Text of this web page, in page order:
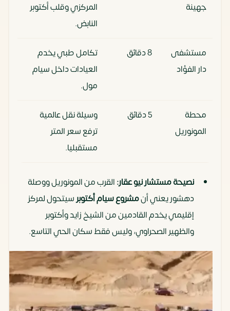
جهينة
المركزي وقلب أكتوبر
النابض.
مستشفى
دار الفؤاد
8 دقائق
تكامل طبي يخدم
العيادات داخل سيام
مول.
محطة
المونوريل
5 دقائق
وسيلة نقل عالمية
ترفع سعر المتر
مستقبليا.
نصيحة مستشار نيو عقار:القرب من المونوريل ووصلة
دهشور يعني أنمشروع سيام أكتوبرسيتحول لمركز
إقليمي يخدم القادمين من الشيخ زايد وأكتوبر
والظهير الصحراوي، وليس فقط سكان الحي التاسع.